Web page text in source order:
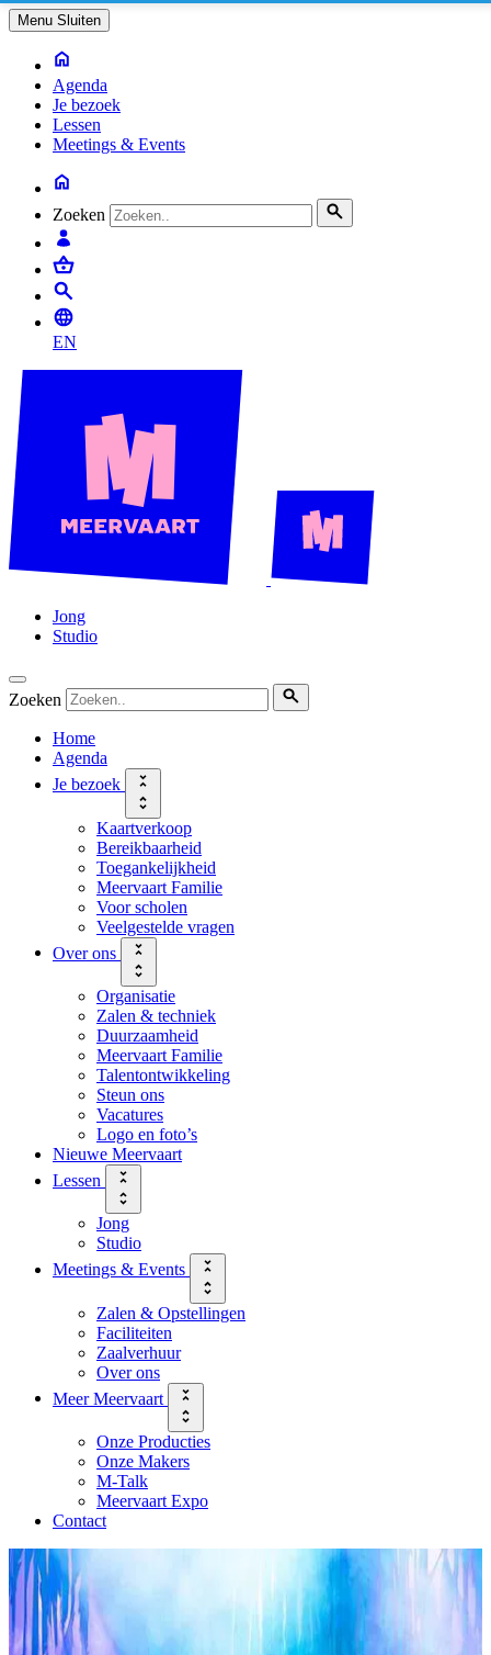
Menu Sluiten
Agenda
Je bezoek
Lessen
Meetings & Events
Zoeken
EN
Jong
Studio
Zoeken
Home
Agenda
Je bezoek
Kaartverkoop
Bereikbaarheid
Toegankelijkheid
Meervaart Familie
Voor scholen
Veelgestelde vragen
Over ons
Organisatie
Zalen & techniek
Duurzaamheid
Meervaart Familie
Talentontwikkeling
Steun ons
Vacatures
Logo en foto’s
Nieuwe Meervaart
Lessen
Jong
Studio
Meetings & Events
Zalen & Opstellingen
Faciliteiten
Zaalverhuur
Over ons
Meer Meervaart
Onze Producties
Onze Makers
M-Talk
Meervaart Expo
Contact